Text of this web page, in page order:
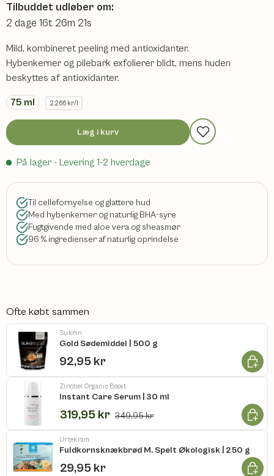
Tilbuddet udløber om:
2 dage 16t 26m 20s
Mild, kombineret peeling med antioxidanter.
Hybenkerner og pilebark exfolierer blidt, mens huden
beskyttes af antioxidanter.
75 ml 2.266 kr/l
Læg i kurv
På lager - Levering 1-2 hverdage
Til cellefornyelse og glattere hud
Med hybenkerner og naturlig BHA-syre
Fugtgivende med aloe vera og sheasmør
96 % ingredienser af naturlig oprindelse
Ofte købt sammen
Sukrin
Gold Sødemiddel | 500 g
92,95 kr Læg i
Zinobel Organic Boost
Instant Care Serum | 30 ml
319,95 kr 349,95 kr Læg i
Urtekram
Fuldkornsknækbrød M. Spelt Økologisk | 250 g
29,95 kr Læg i